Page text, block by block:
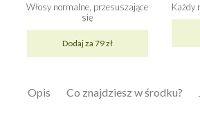
Włosy normalne, przesuszające
się
Dodaj za 79 zł
Każdy
Opis Co znajdziesz w środku?